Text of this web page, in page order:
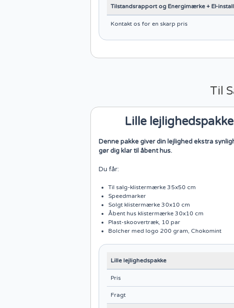
Tilstandsrapport og Energimærke + El-
Kontakt os for en skarp pris
Til
Lille lejlighedspakke
Denne pakke giver din lejlighed ekstra
gør dig klar til åbent hus.
Du får:
Til salg-klistermærke 35x50 cm
Speedmarker
Solgt klistermærke 30x10 cm
Åbent hus klistermærke 30x10 cm
Plast-skoovertræk, 10 par
Bolcher med logo 200 gram, Chokomint
Lille lejlighedspakke
Pris
Fragt